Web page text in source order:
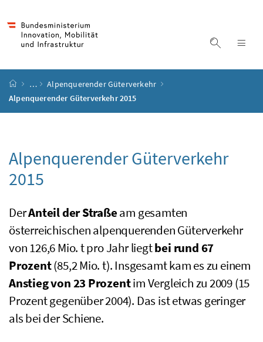
Suche
Startseite
…
Alpenquerender Güterverkehr
Alpenquerender Güterverkehr 2015
Alpenquerender Güterverkehr
2015
DerAnteil der Straßeam gesamten
österreichischen alpenquerenden Güterverkehr
von 126,6Mio. tpro Jahr liegtbei rund 67
Prozent(85,2Mio. t). Insgesamt kam es zu einem
Anstieg von 23 Prozentim Vergleich zu 2009 (15
Prozent gegenüber 2004). Das ist etwas geringer
als bei der Schiene.